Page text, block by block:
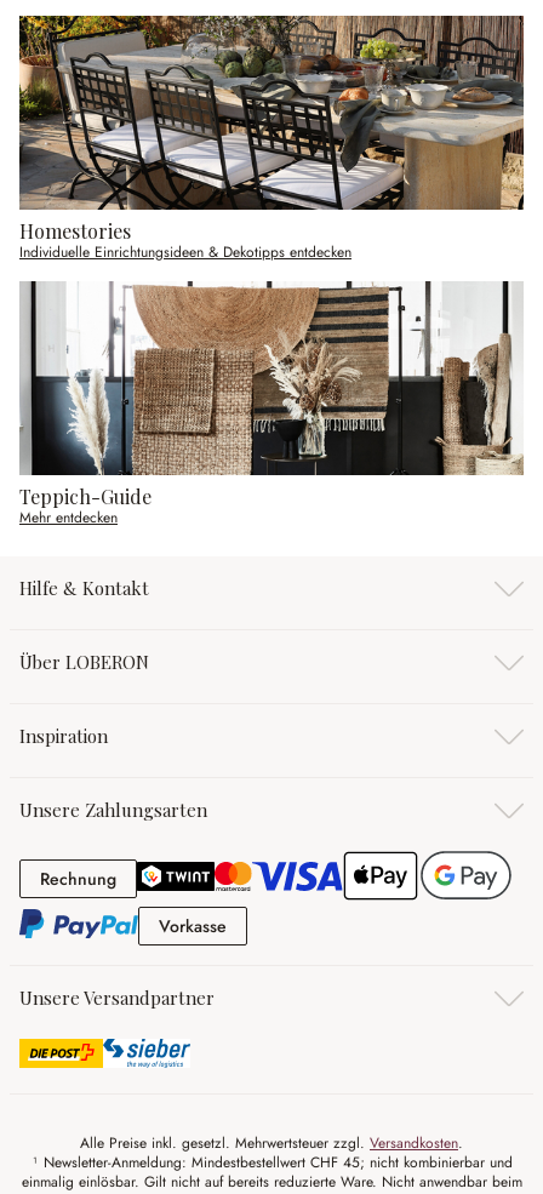
Homestories
Individuelle Einrichtungsideen & Dekotipps entdecken
Teppich-Guide
Mehr entdecken
Hilfe & Kontakt
Über LOBERON
Inspiration
Unsere Zahlungsarten
RechnungRechnung
Vorkasse
Unsere Versandpartner
Alle Preise inkl. gesetzl. Mehrwertsteuer zzgl. Versandkosten.
¹ Newsletter-Anmeldung: Mindestbestellwert CHF 45; nicht kombinierbar und
einmalig einlösbar. Gilt nicht auf bereits reduzierte Ware. Nicht anwendbar beim